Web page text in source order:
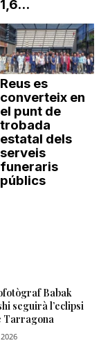
1,6...
Reus es
converteix en
el punt de
trobada
estatal dels
serveis
funeraris
públics